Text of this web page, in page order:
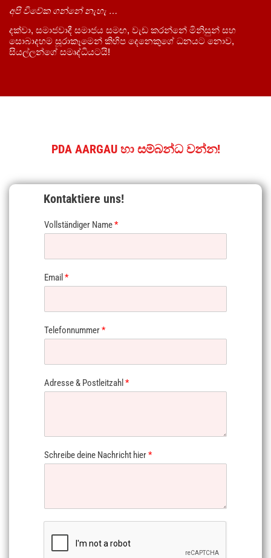
අපි විවේක ගන්නේ නැහැ …
දක්වා, සමාජවාදී සමාජය සමඟ, වැඩ කරන්නේ මිනිසුන් සහ
සොබාදහම සූරාකෑමෙන් කිහිප දෙනෙකුගේ ධනයට නොව,
සියල්ලන්ගේ සමෘද්ධියටයි!
PDA AARGAU හා සම්බන්ධ වන්න!
Kontaktiere uns!
Vollständiger Name*
Email *
Telefonnummer*
Adresse & Postleitzahl *
Schreibe deine Nachricht hier*